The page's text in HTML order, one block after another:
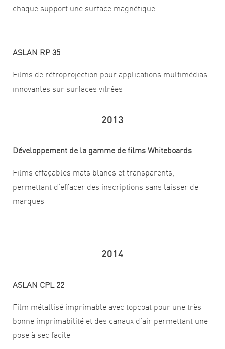
chaque support une surface magnétique
ASLAN RP 35
Films de rétroprojection pour applications multimédias
innovantes sur surfaces vitrées
2013
Développement de la gamme de films Whiteboards
Films effaçables mats blancs et transparents,
permettant d’effacer des inscriptions sans laisser de
marques
2014
ASLAN CPL 22
Film métallisé imprimable avec topcoat pour une très
bonne imprimabilité et des canaux d’air permettant une
pose à sec facile